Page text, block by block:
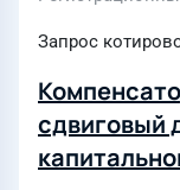
Запрос
сдвиговый